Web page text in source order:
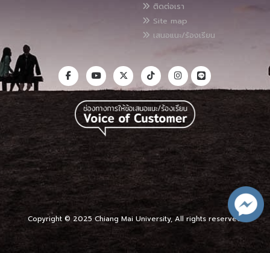
ติดต่อเรา
Site map
เสนอแนะ/ร้องเรียน
Copyright © 2025 Chiang Mai University, All rights reserved.